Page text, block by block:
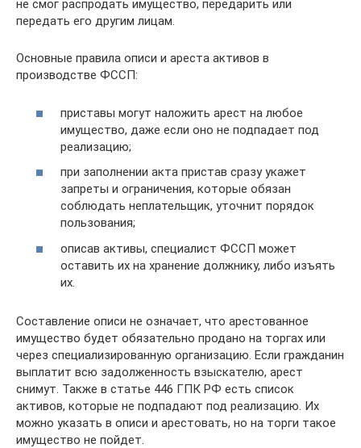
не смог распродать имущество, передарить или
передать его другим лицам.
Основные правила описи и ареста активов в
производстве ФССП:
приставы могут наложить арест на любое
имущество, даже если оно не подпадает под
реализацию;
при заполнении акта пристав сразу укажет
запреты и ограничения, которые обязан
соблюдать неплательщик, уточнит порядок
пользования;
описав активы, специалист ФССП может
оставить их на хранение должнику, либо изъять
их.
Составление описи не означает, что арестованное
имущество будет обязательно продано на торгах или
через специализированную организацию. Если гражданин
выплатит всю задолженность взыскателю, арест
снимут. Также в статье 446 ГПК РФ есть список
активов, которые не подпадают под реализацию. Их
можно указать в описи и арестовать, но на торги такое
имущество не пойдет.